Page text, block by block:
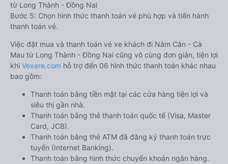
từ Long Thành - Đồng Nai
Bước 5: Chọn hình thức thanh toán vé phù hợp và tiến hành
thanh toán vé.
Việc đặt mua và thanh toán vé xe khách đi Năm Căn - Cà
Mau từ Long Thành - Đồng Nai cũng vô cùng đơn giản, tiện lợi
khi Vexere.com hỗ trợ đến 06 hình thức thanh toán khác nhau
bao gồm:
Thanh toán bằng tiền mặt tại các cửa hàng tiện lợi và
siêu thị gần nhà.
Thanh toán bằng thẻ thanh toán quốc tế (Visa, Master
Card, JCB).
Thanh toán bằng thẻ ATM đã đăng ký thanh toán trực
tuyến (Internet Banking).
Thanh toán bằng hình thức chuyển khoản ngân hàng.